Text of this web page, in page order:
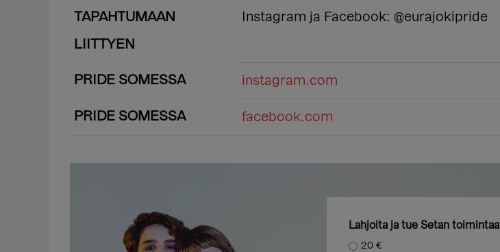
TAPAHTUMAAN
LIITTYEN
Instagram ja Facebook: @eurajokipride
PRIDE SOMESSA instagram.com
PRIDE SOMESSA facebook.com
Lahjoita ja tue Setan toimintaa
20 €